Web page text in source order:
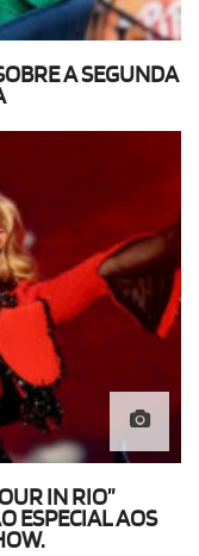
A SEGUNDA
IN RIO”
ESPECIAL AOS